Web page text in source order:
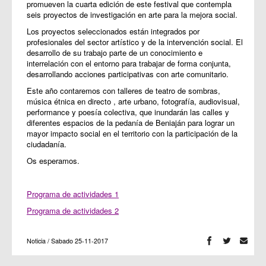
promueven la cuarta edición de este festival que contempla
seis proyectos de investigación en arte para la mejora social.
Los proyectos seleccionados están integrados por
profesionales del sector artístico y de la intervención social. El
desarrollo de su trabajo parte de un conocimiento e
interrelación con el entorno para trabajar de forma conjunta,
desarrollando acciones participativas con arte comunitario.
Este año contaremos con talleres de teatro de sombras,
música étnica en directo , arte urbano, fotografía, audiovisual,
performance y poesía colectiva, que inundarán las calles y
diferentes espacios de la pedanía de Beniaján para lograr un
mayor impacto social en el territorio con la participación de la
ciudadanía.
Os esperamos.
Programa de actividades 1
Programa de actividades 2
Noticia / Sabado 25-11-2017